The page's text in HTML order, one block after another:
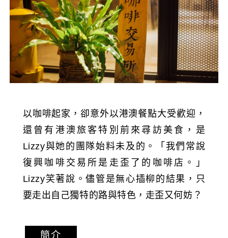
以咖啡起家，卻意外以港澳餐點大受歡迎，
還曾有港澳旅客特別前來尋訪美食，是
Lizzy與她的團隊始料未及的。「我們常說
復興咖啡交易所是走歪了的咖啡店。」
Lizzy笑著說。儘管是無心插柳的結果，只
要走出自己獨特的路與特色，走歪又何妨？
簡介